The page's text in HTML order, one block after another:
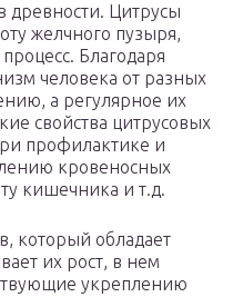
древности. Цитрусы
желчного пузыря,
Благодаря
человека от разных
а регулярное их
свойства цитрусовых
профилактике и
кровеносных
кишечника и т.д.
который обладает
их рост, в нем
укреплению